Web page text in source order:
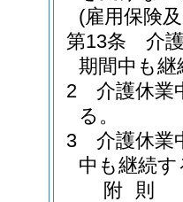
(雇用保険
第13条
介
期間中も継
2
介護休業
る。
3
介護休業
中も継続す
附 則